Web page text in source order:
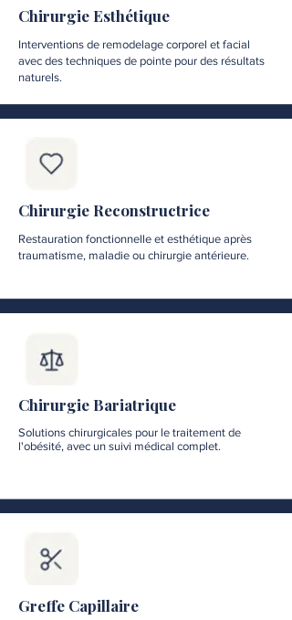
Chirurgie Esthétique
Interventions de remodelage corporel et facial
avec des techniques de pointe pour des résultats
naturels.
Chirurgie Reconstructrice
Restauration fonctionnelle et esthétique après
traumatisme, maladie ou chirurgie antérieure.
Chirurgie Bariatrique
Solutions chirurgicales pour le traitement de
l'obésité, avec un suivi médical complet.
Greffe Capillaire